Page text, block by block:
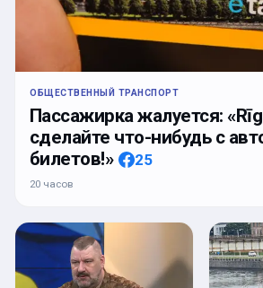
ОБЩЕСТВЕННЫЙ ТРАНСПОРТ
Пассажирка жалуется:
сделайте что-нибудь с
билетов!»
25
20 часов